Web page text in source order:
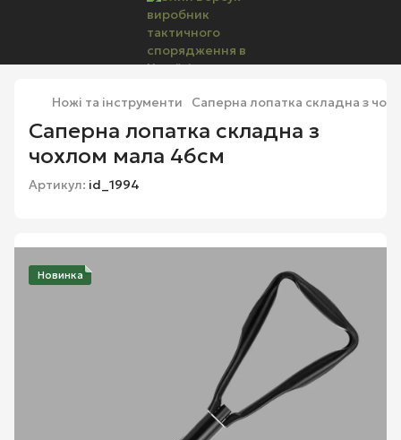
Ножі та інструменти Саперна лопатка складна з
Саперна лопатка складна з
чохлом мала 46см
Артикул: id_1994
Новинка